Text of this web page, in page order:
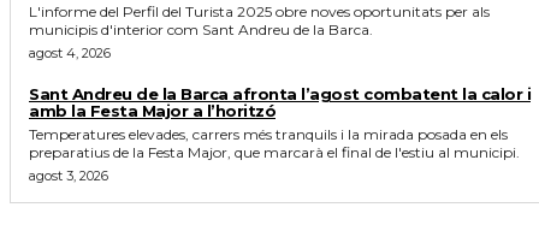
L'informe del Perfil del Turista 2025 obre noves oportunitats per als
municipis d'interior com Sant Andreu de la Barca.
agost 4, 2026
Sant Andreu de la Barca afronta l’agost combatent la calor i
amb la Festa Major a l’horitzó
Temperatures elevades, carrers més tranquils i la mirada posada en els
preparatius de la Festa Major, que marcarà el final de l'estiu al municipi.
agost 3, 2026